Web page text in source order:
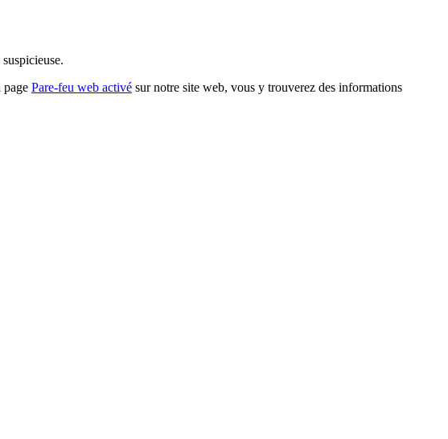
page Pare-feu web activé sur notre site web, vous y trouverez des informations